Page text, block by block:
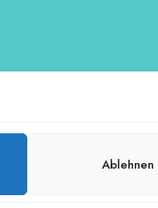
Ablehnen